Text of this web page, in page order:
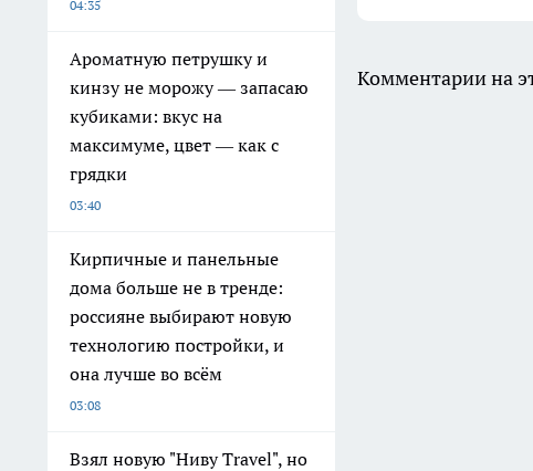
04:35
Ароматную петрушку и
кинзу не морожу — запасаю
кубиками: вкус на
максимуме, цвет — как с
грядки
03:40
Кирпичные и панельные
дома больше не в тренде:
россияне выбирают новую
технологию постройки, и
она лучше во всём
03:08
Взял новую "Ниву Travel", но
Комментарии на